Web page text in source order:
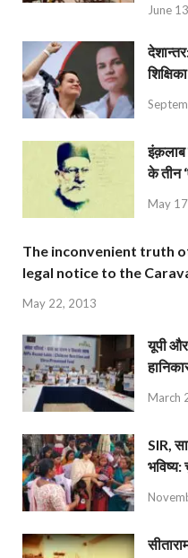
June
इंक़लाब
के तीन
May
The inconvenient truth
legal notice to the
May 22, 2013
यूपी और
March
SIR,
भविष्य: